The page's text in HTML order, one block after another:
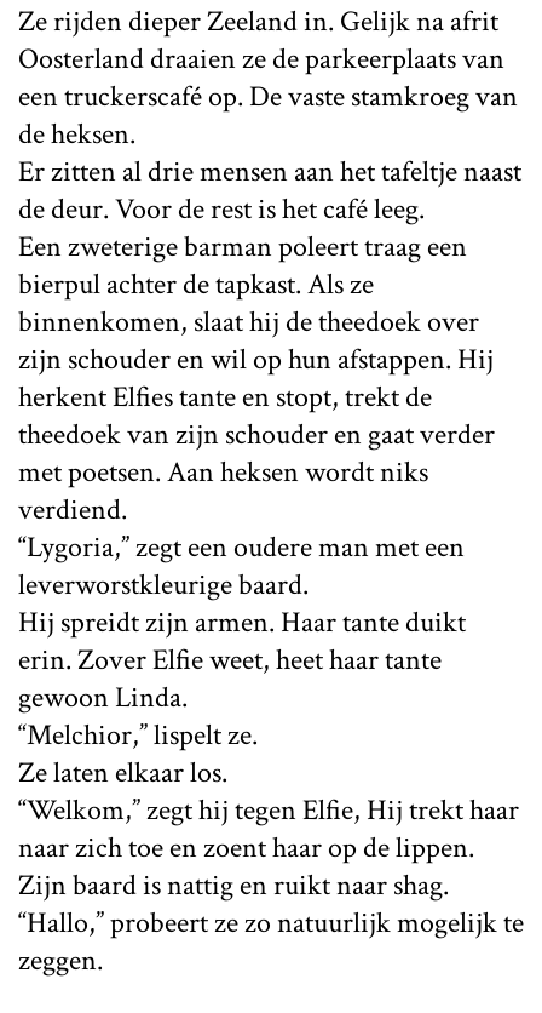
Ze rijden dieper Zeeland in. Gelijk na afrit
Oosterland draaien ze de parkeerplaats van
een truckerscafé op. De vaste stamkroeg van
de heksen.
Er zitten al drie mensen aan het tafeltje naast
de deur. Voor de rest is het café leeg.
Een zweterige barman poleert traag een
bierpul achter de tapkast. Als ze
binnenkomen, slaat hij de theedoek over
zijn schouder en wil op hun afstappen. Hij
herkent Elfies tante en stopt, trekt de
theedoek van zijn schouder en gaat verder
met poetsen. Aan heksen wordt niks
verdiend.
“Lygoria,” zegt een oudere man met een
leverworstkleurige baard.
Hij spreidt zijn armen. Haar tante duikt
erin. Zover Elfie weet, heet haar tante
gewoon Linda.
“Melchior,” lispelt ze.
Ze laten elkaar los.
“Welkom,” zegt hij tegen Elfie, Hij trekt haar
naar zich toe en zoent haar op de lippen.
Zijn baard is nattig en ruikt naar shag.
“Hallo,” probeert ze zo natuurlijk mogelijk te
zeggen.